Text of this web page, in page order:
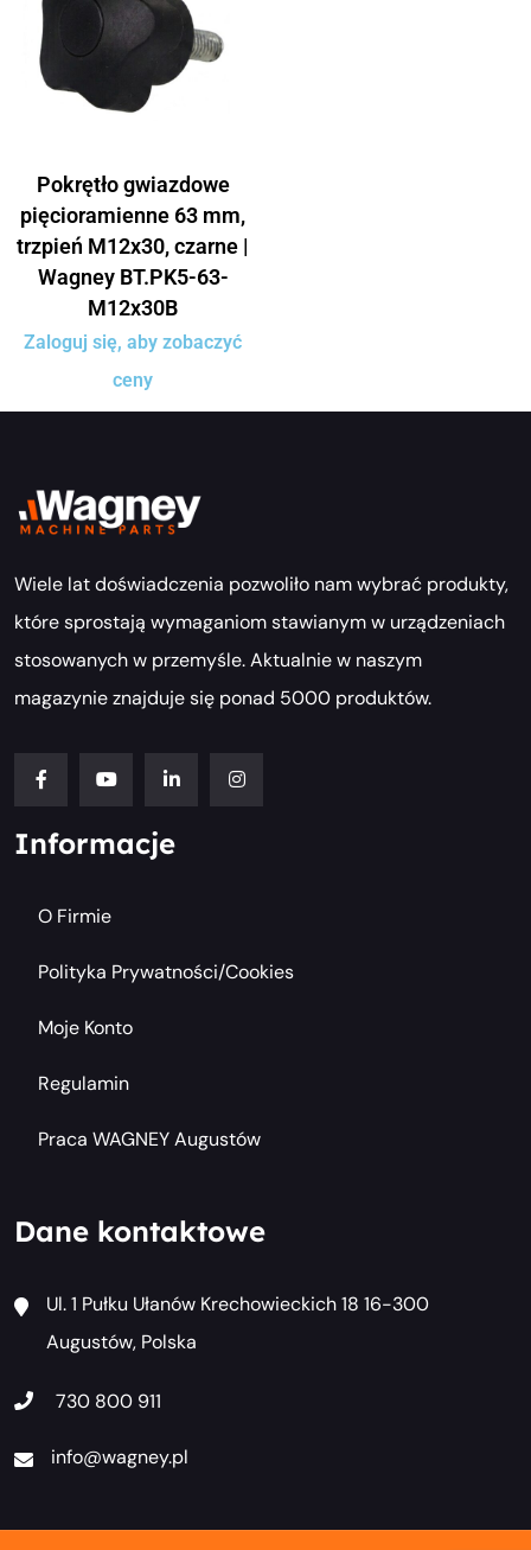
Pokrętło gwiazdowe
pięcioramienne 63 mm,
trzpień M12x30, czarne |
Wagney BT.PK5-63-
M12x30B
Zaloguj się, aby zobaczyć
ceny
Wiele lat doświadczenia pozwoliło nam wybrać produkty,
które sprostają wymaganiom stawianym w urządzeniach
stosowanych w przemyśle. Aktualnie w naszym
magazynie znajduje się ponad 5000 produktów.
Informacje
O Firmie
Polityka Prywatności/cookies
Moje Konto
Regulamin
Praca WAGNEY Augustów
Dane kontaktowe
Ul. 1 Pułku Ułanów Krechowieckich 18 16-300
Augustów, Polska
730 800 911
info@wagney.pl